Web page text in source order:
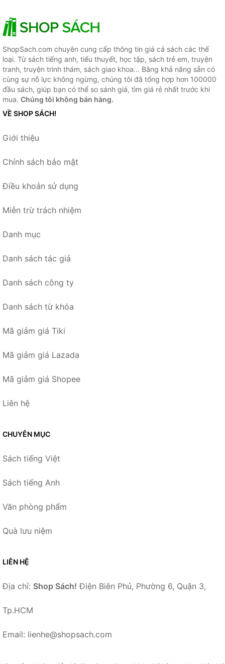
ShopSach.com chuyên cung cấp thông tin giá cả sách các thể
loại. Từ sách tiếng anh, tiểu thuyết, học tập, sách trẻ em, truyện
tranh, truyện trinh thám, sách giao khoa... Bằng khả năng sẵn có
cùng sự nỗ lực không ngừng, chúng tôi đã tổng hợp hơn 100000
đầu sách, giúp bạn có thể so sánh giá, tìm giá rẻ nhất trước khi
mua. Chúng tôi không bán hàng.
VỀ SHOP SÁCH!
Giới thiệu
Chính sách bảo mật
Điều khoản sử dụng
Miễn trừ trách nhiệm
Danh mục
Danh sách tác giả
Danh sách công ty
Danh sách từ khóa
Mã giảm giá Tiki
Mã giảm giá Lazada
Mã giảm giá Shopee
Liên hệ
CHUYÊN MỤC
Sách tiếng Việt
Sách tiếng Anh
Văn phòng phẩm
Quà lưu niệm
LIÊN HỆ
Địa chỉ: Shop Sách! Điện Biên Phủ, Phường 6, Quận 3,
Tp.HCM
Email: lienhe@shopsach.com